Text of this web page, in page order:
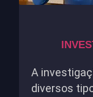
A
diversos